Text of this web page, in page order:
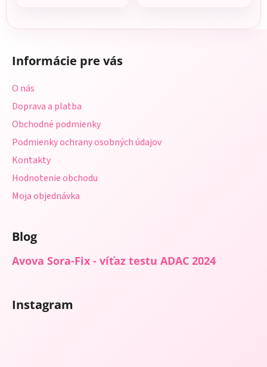
Informácie pre vás
O nás
Doprava a platba
Obchodné podmienky
Podmienky ochrany osobných údajov
Kontakty
Hodnotenie obchodu
Moja objednávka
Blog
Avova Sora-Fix - víťaz testu ADAC 2024
Instagram